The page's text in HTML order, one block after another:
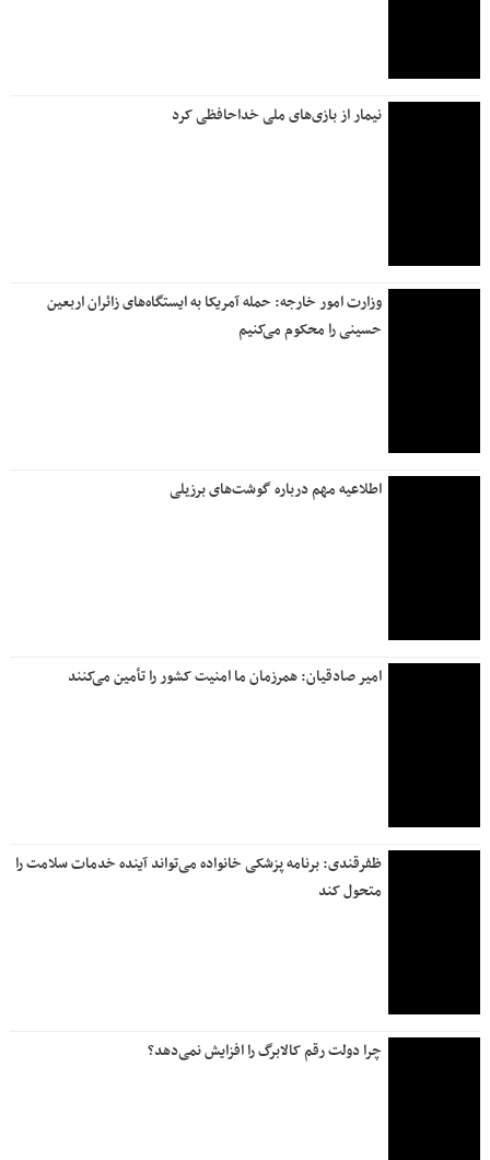
نیمار از بازی‌های ملی خداحافظی کرد
وزارت امور خارجه: حمله آمریکا به ایستگاه‌های زائران اربعین
حسینی را محکوم می‌کنیم
اطلاعیه مهم درباره گوشت‌های برزیلی
امیر صادقیان: همرزمان ما امنیت کشور را تأمین می‌کنند
ظفرقندی: برنامه پزشکی خانواده می‌تواند آینده خدمات سلامت را
متحول کند
چرا دولت رقم کالابرگ را افزایش نمی‌دهد؟